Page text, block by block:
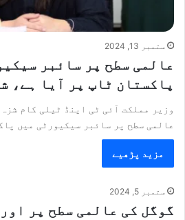
ستمبر 13, 2024
عالمی سطح پر سائبر
پاکستان ٹاپ پر آیا ہے،
وزیر مملکت آئی ٹی اینڈ ٹیلی کام شزہ
عالمی سطح پر سائبر سیکیورٹی میں
مزید پڑھیے
ستمبر 5, 2024
گوگل کی عالمی سطح پر